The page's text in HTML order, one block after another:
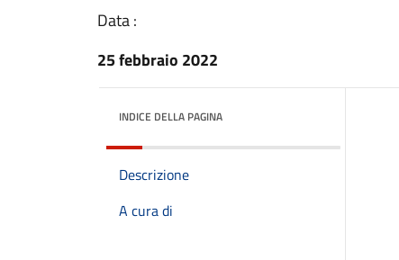
Data :
25 febbraio 2022
INDICE DELLA PAGINA
Descrizione
A cura di